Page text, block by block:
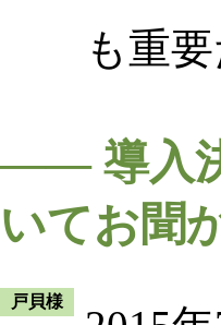
も重
―― 導入
いてお聞
戸貝様